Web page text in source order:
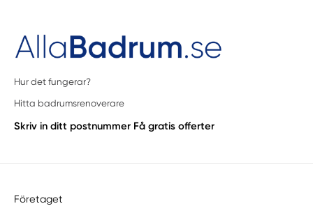
Hur det fungerar?
Hitta badrumsrenoverare
Skriv in ditt postnummer Få gratis offerter
Företaget